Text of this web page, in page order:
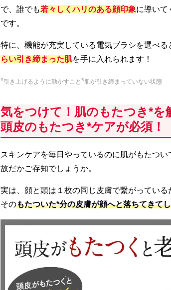
で、誰でも若々しくハリのある顔印象に導いて
です。
特に、機能が充実している電気ブラシを選べる
らい引き締まった肌を手に入れられます！
*引き上げるように動かすこと *肌が引き締まっていない状態
気をつけて！肌のもたつき*を
頭皮のもたつき*ケアが必須！
スキンケアを毎日やっているのに肌がもたつ
故だかご存知でしょうか。
実は、顔と頭は１枚の同じ皮膚で繋がっている
そのもたついた*分の皮膚が顔へと落ちてきて